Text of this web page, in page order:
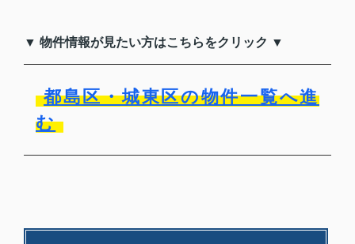
▼ 物件情報が見たい方はこちらをクリック ▼
都島区・城東区の物件一覧へ進
む